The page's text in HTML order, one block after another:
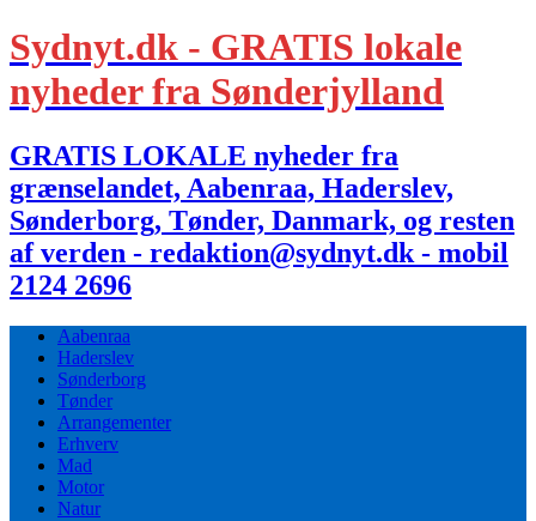
Sydnyt.dk - GRATIS lokale
nyheder fra Sønderjylland
GRATIS LOKALE nyheder fra
grænselandet, Aabenraa, Haderslev,
Sønderborg, Tønder, Danmark, og resten
af verden - redaktion@sydnyt.dk - mobil
2124 2696
Aabenraa
Haderslev
Sønderborg
Tønder
Arrangementer
Erhverv
Mad
Motor
Natur